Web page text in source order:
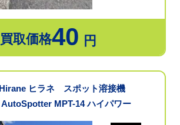
買取価格40 円
Hirane ヒラネ スポット溶接機
AutoSpotter MPT-14 ハイパワー